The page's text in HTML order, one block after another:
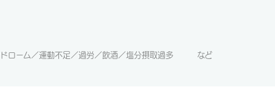
ドローム／運動不足／過労／飲酒／塩分摂取過多 など